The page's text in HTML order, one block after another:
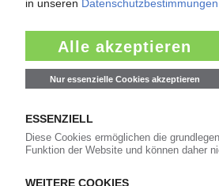
Die wichtigsten Nachrichten und
und akzeptiere diese.
Jetzt kostenfrei